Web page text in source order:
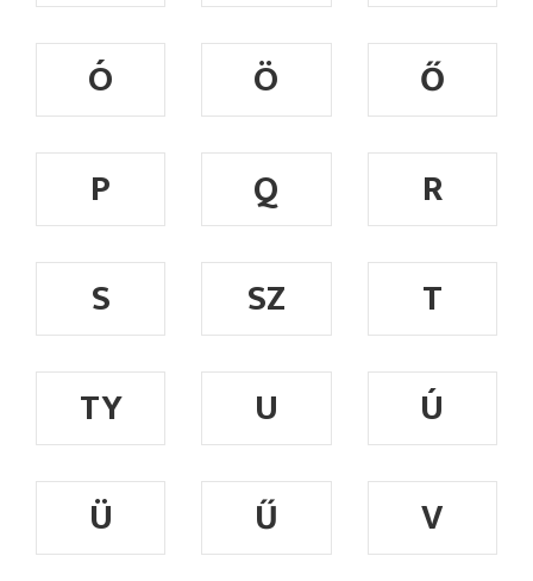
Ó
Ö
Ő
P
Q
R
S
SZ
T
TY
U
Ú
Ü
Ű
V